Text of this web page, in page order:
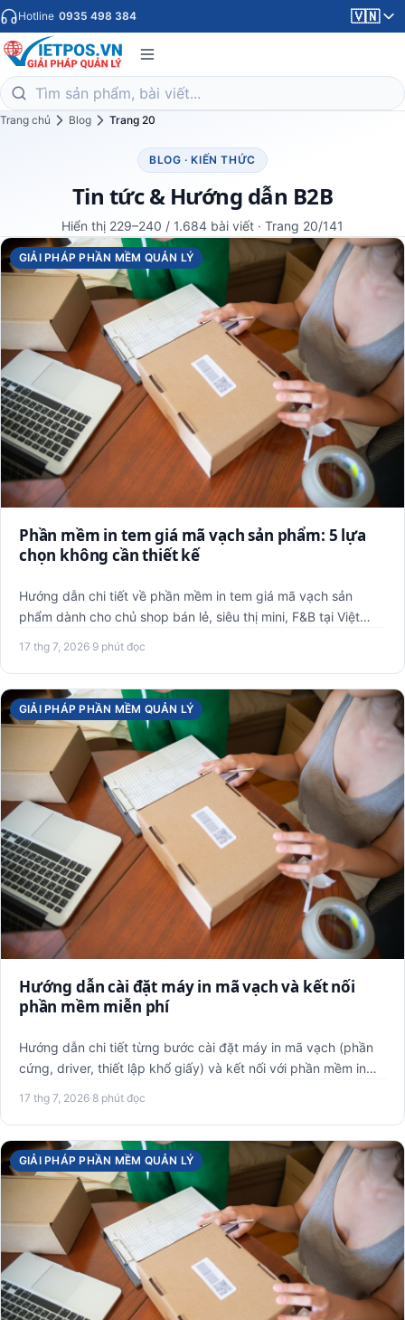
Hotline 0935 498 384 🇻🇳
Trang chủ Blog Trang 20
BLOG · KIẾN THỨC
Tin tức & Hướng dẫn B2B
Hiển thị 229–240 / 1.684 bài viết · Trang 20/141
GIẢI PHÁP PHẦN MỀM QUẢN LÝ
Phần mềm in tem giá mã vạch sản phẩm: 5 lựa
chọn không cần thiết kế
Hướng dẫn chi tiết về phần mềm in tem giá mã vạch sản
phẩm dành cho chủ shop bán lẻ, siêu thị mini, F&B tại Việt
17 thg 7, 2026·9 phút đọc
GIẢI PHÁP PHẦN MỀM QUẢN LÝ
Hướng dẫn cài đặt máy in mã vạch và kết nối
phần mềm miễn phí
Hướng dẫn chi tiết từng bước cài đặt máy in mã vạch (phần
cứng, driver, thiết lập khổ giấy) và kết nối với phần mềm in
17 thg 7, 2026·8 phút đọc
GIẢI PHÁP PHẦN MỀM QUẢN LÝ